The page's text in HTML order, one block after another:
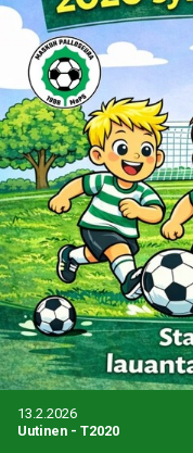
13.2.2026
Uutinen - T2020